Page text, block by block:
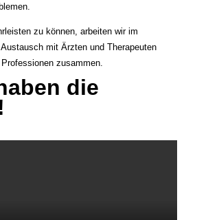
zu können, arbeiten wir im
mit Ärzten und Therapeuten
zusammen.
die